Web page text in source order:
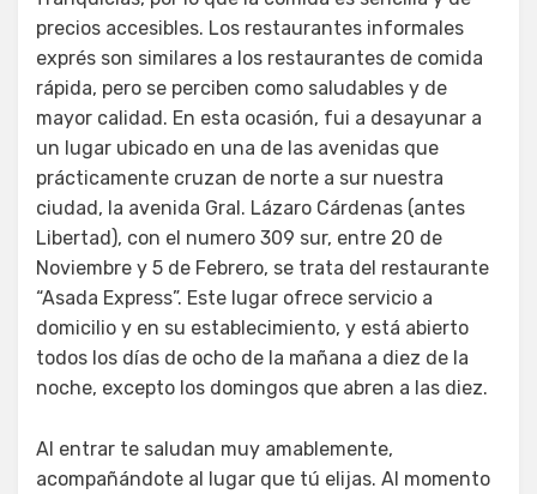
precios accesibles. Los restaurantes informales
exprés son similares a los restaurantes de comida
rápida, pero se perciben como saludables y de
mayor calidad. En esta ocasión, fui a desayunar a
un lugar ubicado en una de las avenidas que
prácticamente cruzan de norte a sur nuestra
ciudad, la avenida Gral. Lázaro Cárdenas (antes
Libertad), con el numero 309 sur, entre 20 de
Noviembre y 5 de Febrero, se trata del restaurante
“Asada Express”. Este lugar ofrece servicio a
domicilio y en su establecimiento, y está abierto
todos los días de ocho de la mañana a diez de la
noche, excepto los domingos que abren a las diez.
Al entrar te saludan muy amablemente,
acompañándote al lugar que tú elijas. Al momento